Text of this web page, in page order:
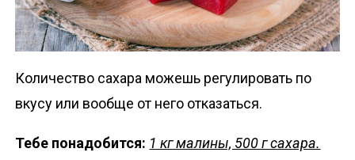
Количество сахара можешь регулировать по
вкусу или вообще от него отказаться.
Тебе понадобится: 1 кг малины, 500 г сахара.